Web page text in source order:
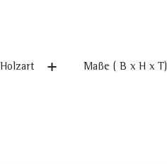
Holzart Maße ( B x H x T)